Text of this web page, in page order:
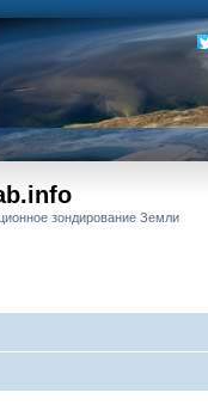
зондирование Земли